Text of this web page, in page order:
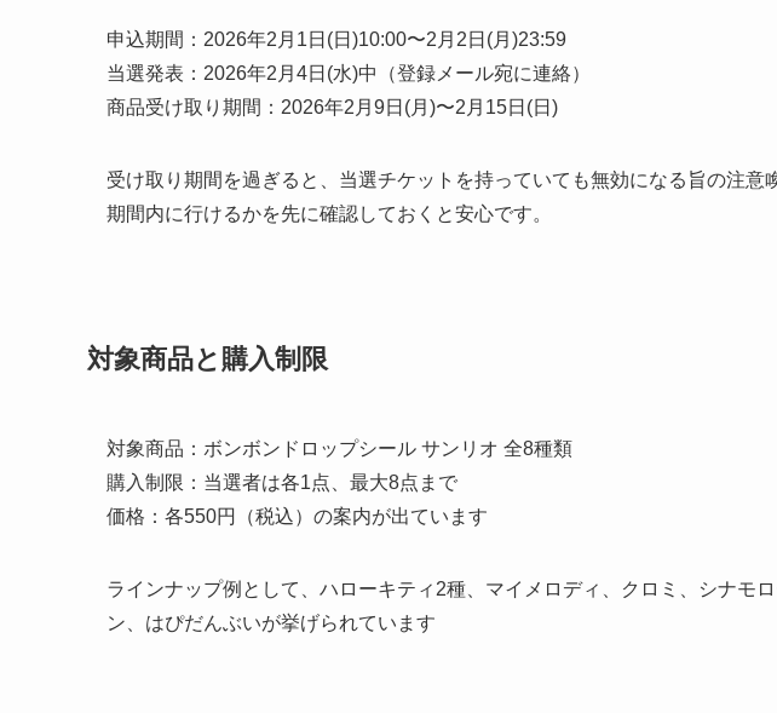
申込期間：2026年2月1日(日)10:00〜2月2日(月)23:59
当選発表：2026年2月4日(水)中（登録メール宛に連絡）
商品受け取り期間：2026年2月9日(月)〜2月15日(日)
受け取り期間を過ぎると、当選チケットを持っていても無効になる旨の注意
期間内に行けるかを先に確認しておくと安心です。
対象商品と購入制限
対象商品：ボンボンドロップシール サンリオ 全8種類
購入制限：当選者は各1点、最大8点まで
価格：各550円（税込）の案内が出ています
ラインナップ例として、ハローキティ2種、マイメロディ、クロミ、シナモ
ン、はぴだんぶいが挙げられています